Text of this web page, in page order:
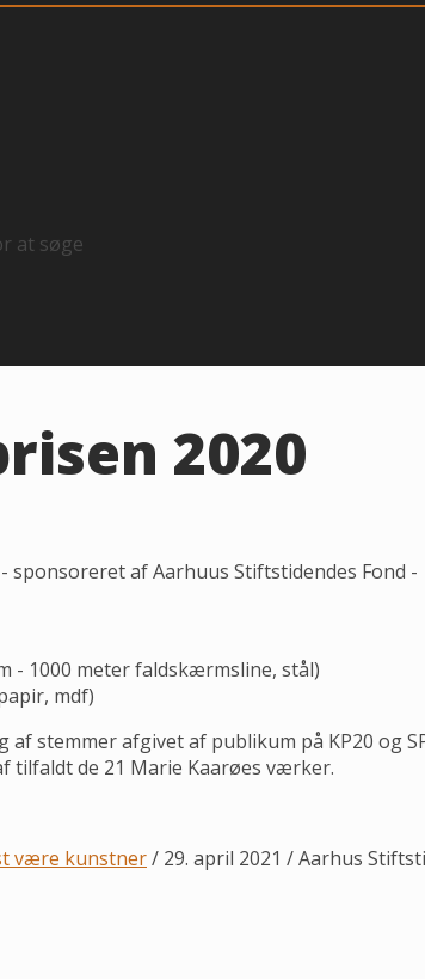
at søge
2020
- sponsoreret af Aarhuus Stiftstidendes Fond
- 1000 meter faldskærmsline, stål)
mdf)
stemmer afgivet af publikum på KP20 og
tilfaldt de 21 Marie Kaarøes værker.
være kunstner/ 29. april 2021 / Aarhus